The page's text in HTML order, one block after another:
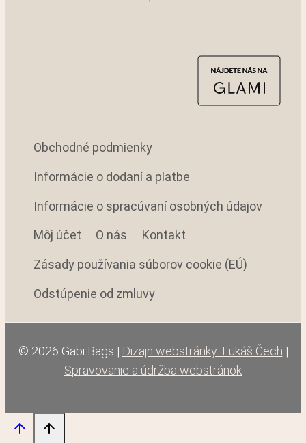
Obchodné podmienky
Informácie o dodaní a platbe
Informácie o spracúvaní osobných údajov
Môj účet O nás Kontakt
Zásady používania súborov cookie (EÚ)
Odstúpenie od zmluvy
© 2026 Gabi Bags | Dizajn webstránky: Lukáš Čech |
Spravovanie a údržba webstránok